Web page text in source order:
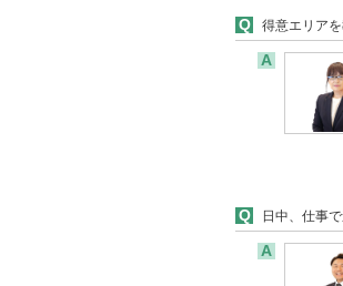
Q 得意エリア
A
Q 日中、仕事
A